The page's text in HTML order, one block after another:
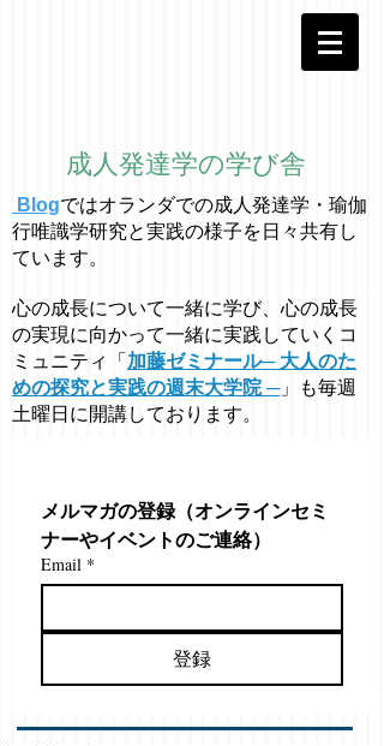
成人発達学の学び舎
Blogではオラ ンダでの成人発達学・ 瑜伽
行唯識学研究と実践の様子を日々共有し
ています。
心の成長について一緒に学び、心の成長
の実現に向かって一緒に実践していくコ
ミュニティ「 加藤ゼミナール─ 大人のた
めの探究と実践の週末大学院 ─」も毎週
土曜日に開講しております。
メルマガの登録（オンラインセミ
ナーやイベントのご連絡）
Email *
登録